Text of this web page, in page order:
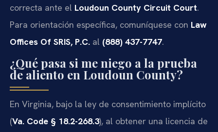
correcta ante el Loudoun County Circuit Court.
Para orientación específica, comuníquese con Law
Offices Of SRIS, P.C. al (888) 437-7747.
¿Qué pasa si me niego a la prueba
de aliento en Loudoun County?
En Virginia, bajo la ley de consentimiento implícito
(Va. Code § 18.2-268.3), al obtener una licencia de